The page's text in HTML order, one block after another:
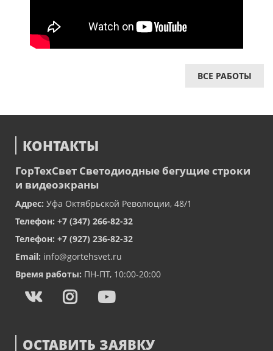
ВСЕ РАБОТЫ
КОНТАКТЫ
ГорТехСвет Светодиодные бегущие строки
и видеоэкраны
Адрес: Уфа Октябрьской Революции, 48/1
Телефон: +7 (347) 266-82-32
Телефон: +7 (927) 236-82-32
Email: info@gortehsvet.ru
Время работы: ПН-ПТ, 10:00-20:00
ОСТАВИТЬ ЗАЯВКУ